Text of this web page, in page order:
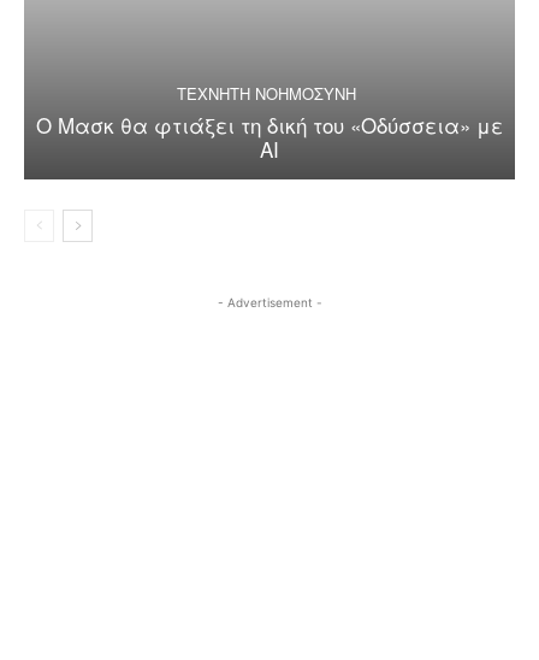
ΤΕΧΝΗΤΗ ΝΟΗΜΟΣΥΝΗ
Ο Μασκ θα φτιάξει τη δική του «Οδύσσεια» με
AI
- Advertisement -